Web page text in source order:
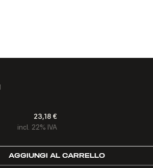
23,18 €
incl. 22% IVA
AGGIUNGI AL CARRELLO